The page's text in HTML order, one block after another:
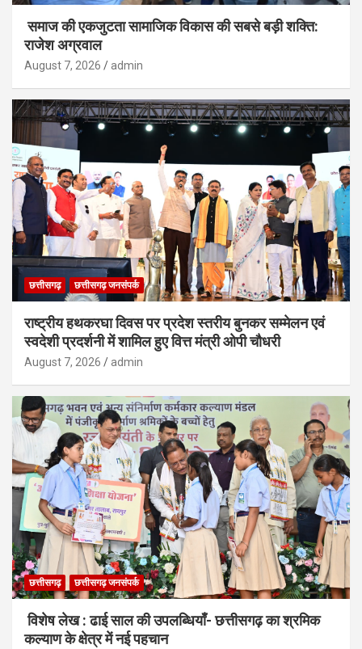
समाज की एकजुटता सामाजिक विकास की सबसे बड़ी शक्ति:
राजेश अग्रवाल
August 7, 2026 admin
छत्तीसगढ़ छत्तीसगढ़ जनसंपर्क
राष्ट्रीय हथकरघा दिवस पर प्रदेश स्तरीय बुनकर सम्मेलन एवं
स्वदेशी प्रदर्शनी में शामिल हुए वित्त मंत्री ओपी चौधरी
August 7, 2026 admin
छत्तीसगढ़ छत्तीसगढ़ जनसंपर्क
विशेष लेख : ढाई साल की उपलब्धियाँ- छत्तीसगढ़ का श्रमिक
कल्याण के क्षेत्र में नई पहचान